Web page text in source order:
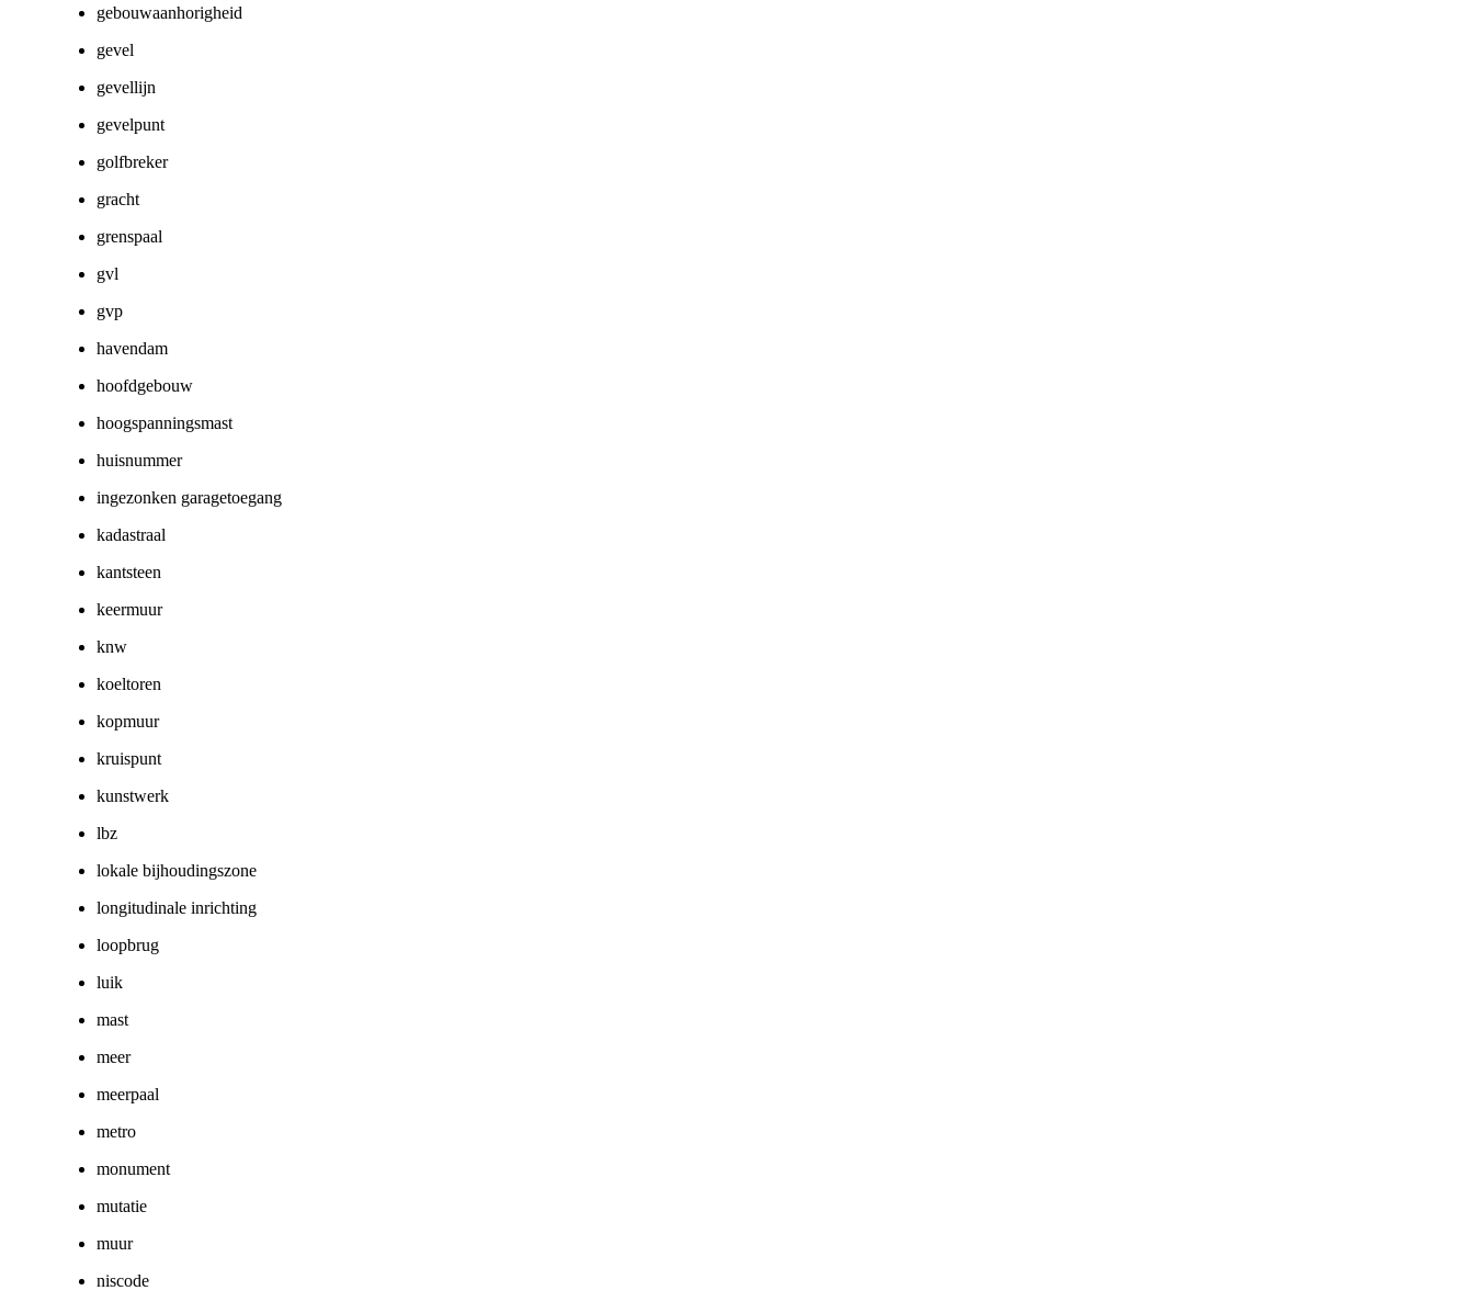
gebouwaanhorigheid
gevel
gevellijn
gevelpunt
golfbreker
gracht
grenspaal
gvl
gvp
havendam
hoofdgebouw
hoogspanningsmast
huisnummer
ingezonken garagetoegang
kadastraal
kantsteen
keermuur
knw
koeltoren
kopmuur
kruispunt
kunstwerk
lbz
lokale bijhoudingszone
longitudinale inrichting
loopbrug
luik
mast
meer
meerpaal
metro
monument
mutatie
muur
niscode